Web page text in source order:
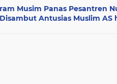
Musim Panas Pesantren
Disambut Antusias Muslim AS